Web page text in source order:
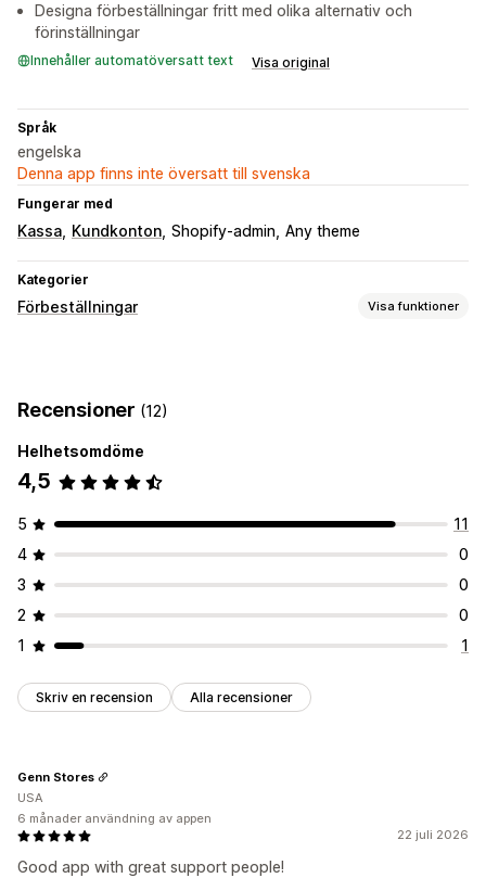
Designa förbeställningar fritt med olika alternativ och
förinställningar
Innehåller automatöversatt text Visa original
Språk
engelska
Denna app finns inte översatt till svenska
Fungerar med
Kassa Kundkonton Shopify-admin Any theme
Kategorier
Förbeställningar Visa funktioner
Knappar
Märken
Anpassad text Ordergränser
Betalningsalternativ
Delbetalningar Uppdelade betalningar Rabatter
Recensioner (12)
Helhetsomdöme
4,5
5
11
4
0
3
0
2
0
1
1
Skriv en recension Alla recensioner
22 juli 2026
Good app with great support people!
Genn Stores
USA
6 månader användning av appen